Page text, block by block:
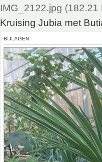
IMG_2122.jpg
Kruising Jubia met
BIJLAGEN